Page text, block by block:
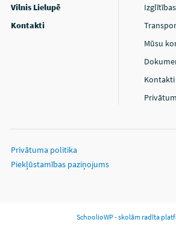
Vilnis Lielupē
Kontakti
Mūsu
Kontakti
Privātuma politika
Piekļūstamības paziņojums
SchoolioWP - skolām radīta